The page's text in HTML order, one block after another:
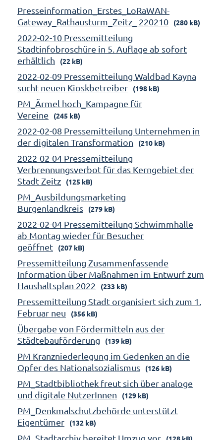
Presseinformation_Erstes_LoRaWAN-
Gateway_Rathausturm_Zeitz_ 220210
(280 kB)
2022-02-10 Pressemitteilung
Stadtinfobroschüre in 5. Auflage ab sofort
erhältlich
(22 kB)
2022-02-09 Pressemitteilung Waldbad Kayna
sucht neuen Kioskbetreiber
(198 kB)
PM_Ärmel hoch_Kampagne für
Vereine
(245 kB)
2022-02-08 Pressemitteilung Unternehmen in
der digitalen Transformation
(210 kB)
2022-02-04 Pressemitteilung
Verbrennungsverbot für das Kerngebiet der
Stadt Zeitz
(125 kB)
PM_Ausbildungsmarketing
Burgenlandkreis
(279 kB)
2022-02-04 Pressemitteilung Schwimmhalle
ab Montag wieder für Besucher
geöffnet
(207 kB)
Pressemitteilung Zusammenfassende
Information über Maßnahmen im Entwurf zum
Haushaltsplan 2022
(233 kB)
Pressemitteilung Stadt organisiert sich zum 1.
Februar neu
(356 kB)
Übergabe von Fördermitteln aus der
Städtebauförderung
(139 kB)
PM Kranzniederlegung im Gedenken an die
Opfer des Nationalsozialismus
(126 kB)
PM_Stadtbibliothek freut sich über analoge
und digitale NutzerInnen
(129 kB)
PM_Denkmalschutzbehörde unterstützt
Eigentümer
(132 kB)
PM_Stadtarchiv bereitet Umzug vor